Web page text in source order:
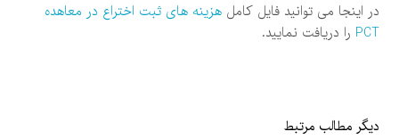
در اینجا می توانید فایل کاملهزینه های ثبت اختراع در معاهده
PCT را دریافت نمایید.
دیگر مطالب مرتبط